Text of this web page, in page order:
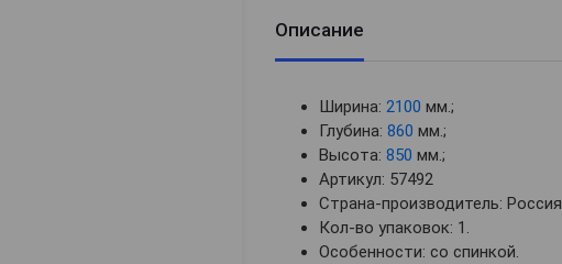
Описание
Ширина: 2100 мм.;
Глубина: 860 мм.;
Высота: 850 мм.;
Артикул: 57492
Страна-производитель: Россия
Кол-во упаковок: 1.
Особенности: со спинкой.